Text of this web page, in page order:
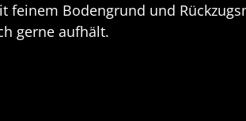
Bodengrund und
gerne aufhält.